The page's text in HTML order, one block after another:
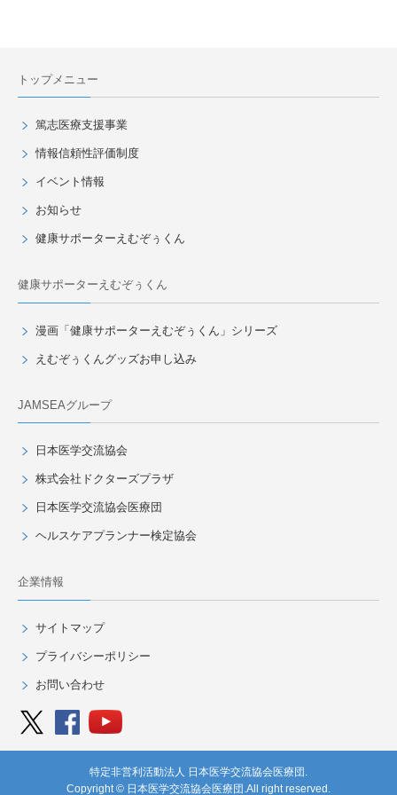
トップメニュー
篤志医療支援事業
情報信頼性評価制度
イベント情報
お知らせ
健康サポーターえむぞぅくん
健康サポーターえむぞぅくん
漫画「健康サポーターえむぞぅくん」シリーズ
えむぞぅくんグッズお申し込み
JAMSEAグループ
日本医学交流協会
株式会社ドクターズプラザ
日本医学交流協会医療団
ヘルスケアプランナー検定協会
企業情報
サイトマップ
プライバシーポリシー
お問い合わせ
特定非営利活動法人 日本医学交流協会医療団.
Copyright © 日本医学交流協会医療団. All right reserved.